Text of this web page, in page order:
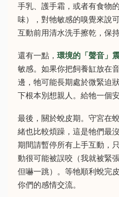
手乳、護手霜，或者有食物
味），對牠敏感的嗅覺來說
互動前用清水洗手擦乾，保持
還有一點， 環境的「聲音」
敏感。如果你把飼養缸放在
邊，牠可能長期處於微緊迫
下根本別想親人。給牠一個
最後，關於蛻皮期。守宮在
緒也比較煩躁，這是牠們最
期間請暫停所有上手互動，
動很可能被誤咬（我就被緊
但嚇一跳）。等牠順利蛻完
你們的感情交流。